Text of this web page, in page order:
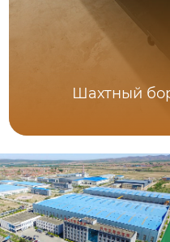
Шахтный